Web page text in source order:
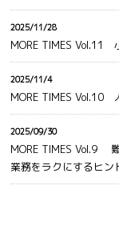
2025/11/28
MORE TIMES Vol.11
2025/11/4
MORE TIMES Vol.10
2025/09/30
MORE TIMES Vol.9
業務をラクにするヒン